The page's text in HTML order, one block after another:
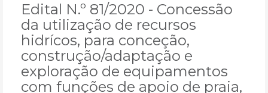
Edital N.º 81/2020 - Concessão
da utilização de recursos
hidrícos, para conceção,
construção/adaptação e
exploração de equipamentos
com funções de apoio de praia,